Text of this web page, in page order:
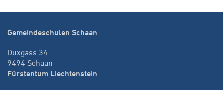
Gemeindeschulen Schaan
Duxgass 34
9494 Schaan
Fürstentum Liechtenstein